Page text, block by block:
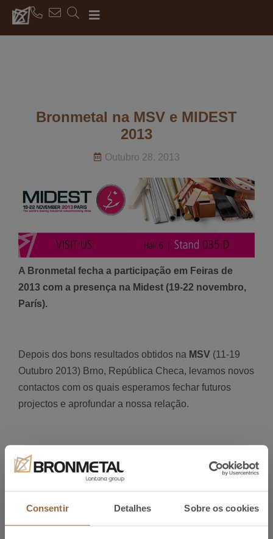
Consentir Detalhes Sobre os cookies
Bronmetal na MSV e MIDEST
2013
Outubro 28, 2013
A Bronmetal fecha a participação em Feiras de
2013 com a presença na Midest (19-22 novembro,
París).
Depois dos bons resultados obtidos na MSV (11-19
Outubro 2013) Brno, República Checa, levamos novos
contactos com os quais esperamos fechar futuros
projectos e aprofundar a nossa relação.
Convidamos a visitar-nos na
apresentaremos o nosso novo catálogo especialmente
consigo as soluções que a Bronmetal lhe pode